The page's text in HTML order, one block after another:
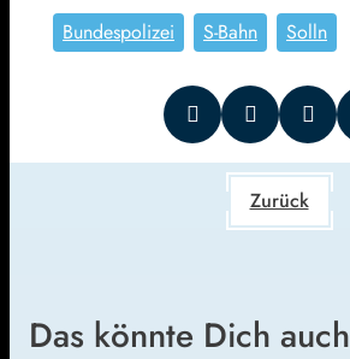
Bundespolizei S-Bahn Solln
Zurück
Das könnte Dich auch